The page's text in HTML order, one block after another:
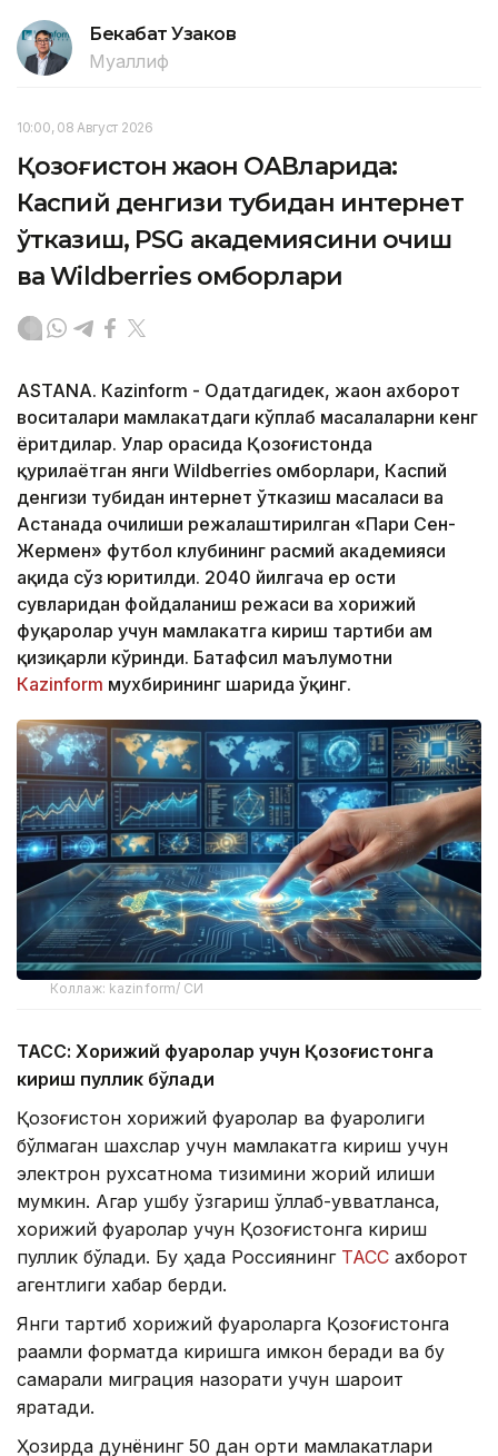
Бекабат Узаков
Муаллиф
10:00, 08 Август 2026
Қозоғистон жаҳон ОАВларида:
Каспий денгизи тубидан интернет
ўтказиш, PSG академиясини очиш
ва Wildberries омборлари
ASTANА. Кazinform - Одатдагидек, жаҳон ахборот
воситалари мамлакатдаги кўплаб масалаларни кенг
ёритдилар. Улар орасида Қозоғистонда
қурилаётган янги Wildberries омборлари, Каспий
денгизи тубидан интернет ўтказиш масаласи ва
Астанада очилиши режалаштирилган «Пари Сен-
Жермен» футбол клубининг расмий академияси
ҳақида сўз юритилди. 2040 йилгача ер ости
сувларидан фойдаланиш режаси ва хорижий
фуқаролар учун мамлакатга кириш тартиби ҳам
қизиқарли кўринди. Батафсил маълумотни
Кazinform мухбирининг шарҳида ўқинг.
Коллаж: kazinform/ СИ
ТАСС: Хорижий фуқаролар учун Қозоғистонга
кириш пуллик бўлади
Қозоғистон хорижий фуқаролар ва фуқаролиги
бўлмаган шахслар учун мамлакатга кириш учун
электрон рухсатнома тизимини жорий қилиши
мумкин. Агар ушбу ўзгариш қўллаб-қувватланса,
хорижий фуқаролар учун Қозоғистонга кириш
пуллик бўлади. Бу ҳақда Россиянинг ТАСС ахборот
агентлиги хабар берди.
Янги тартиб хорижий фуқароларга Қозоғистонга
рақамли форматда киришга имкон беради ва бу
самарали миграция назорати учун шароит
яратади.
Ҳозирда дунёнинг 50 дан ортиқ мамлакатлари